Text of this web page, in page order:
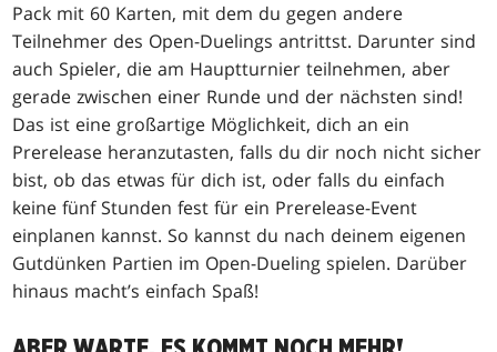
Pack mit 60 Karten, mit dem du gegen andere
Teilnehmer des Open-Duelings antrittst. Darunter sind
auch Spieler, die am Hauptturnier teilnehmen, aber
gerade zwischen einer Runde und der nächsten sind!
Das ist eine großartige Möglichkeit, dich an ein
Prerelease heranzutasten, falls du dir noch nicht sicher
bist, ob das etwas für dich ist, oder falls du einfach
keine fünf Stunden fest für ein Prerelease-Event
einplanen kannst. So kannst du nach deinem eigenen
Gutdünken Partien im Open-Dueling spielen. Darüber
hinaus macht’s einfach Spaß!